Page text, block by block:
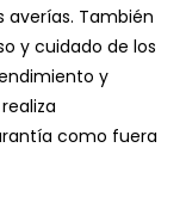
averías. También
y cuidado de los
y
como fuera